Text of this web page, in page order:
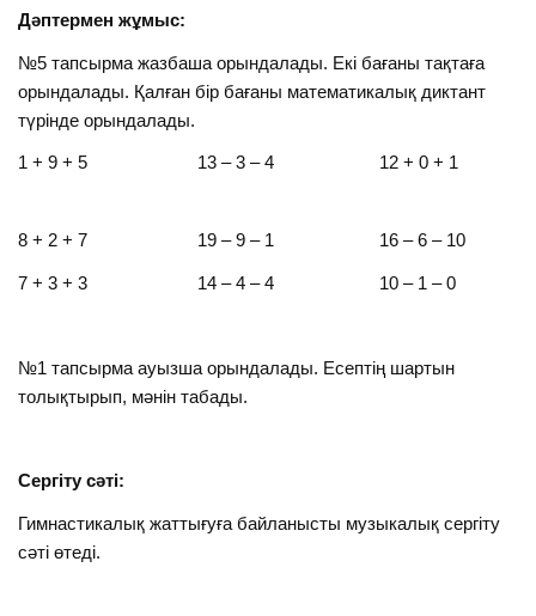
Дәптермен жұмыс:
№5 тапсырма жазбаша орындалады. Екі бағаны тақтаға
орындалады. Қалған бір бағаны математикалық диктант
түрінде орындалады.
1 + 9 + 5 13 – 3 – 4 12 + 0 + 1
8 + 2 + 7 19 – 9 – 1 16 – 6 – 10
7 + 3 + 3 14 – 4 – 4 10 – 1 – 0
№1 тапсырма ауызша орындалады. Есептің шартын
толықтырып, мәнін табады.
Сергіту сәті:
Гимнастикалық жаттығуға байланысты музыкалық сергіту
сәті өтеді.